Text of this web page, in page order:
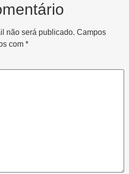
não será publicado. Campos
com *